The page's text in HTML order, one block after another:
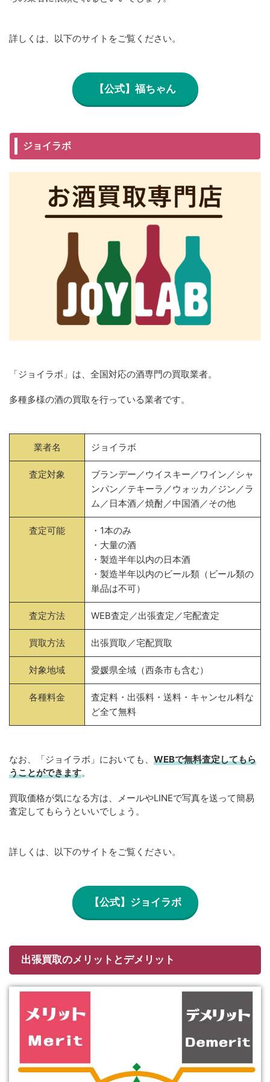
詳しくは、以下のサイトをご覧ください。
【公式】福ちゃん
ジョイラボ
「ジョイラボ」は、全国対応の酒専門の買取業者。
多種多様の酒の買取を行っている業者です。
業者名 ジョイラボ
査定対象
ブランデー／ウイスキー／ワイン／シャ
ンパン／テキーラ／ウォッカ／ジン／ラ
ム／日本酒／焼酎／中国酒／その他
査定可能
・1本のみ
・大量の酒
・製造半年以内の日本酒
・製造半年以内のビール類（ビール類の
単品は不可）
査定方法 WEB査定／出張査定／宅配査定
買取方法 出張買取／宅配買取
対象地域 愛媛県全域（西条市も含む）
各種料金
査定料・出張料・送料・キャンセル料な
ど全て無料
なお、「ジョイラボ」においても、 WEBで無料査定してもら
うことができます。
買取価格が気になる方は、メールやLINEで写真を送って簡易
査定してもらうといいでしょう。
詳しくは、以下のサイトをご覧ください。
【公式】ジョイラボ
出張買取のメリットとデメリット